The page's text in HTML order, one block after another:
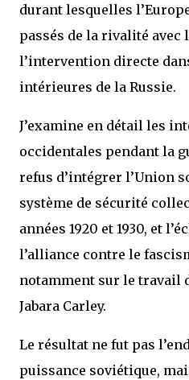
durant lesquelles
passés de la rivalité avec
l’intervention directe
intérieures de la Russie.
J’examine en détail les
occidentales pendant la
refus d’intégrer l’Union
système de sécurité
années 1920 et 1930, et
l’alliance contre le
notamment sur le travail
Jabara Carley.
Le résultat ne fut pas
puissance soviétique,